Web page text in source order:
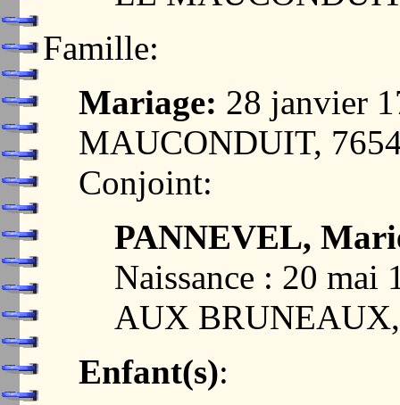
Famille:
Mariage: 28 janvier
MAUCONDUIT,
Conjoint:
PANNEVEL,
Naissance : 20
AUX
Enfant(s):